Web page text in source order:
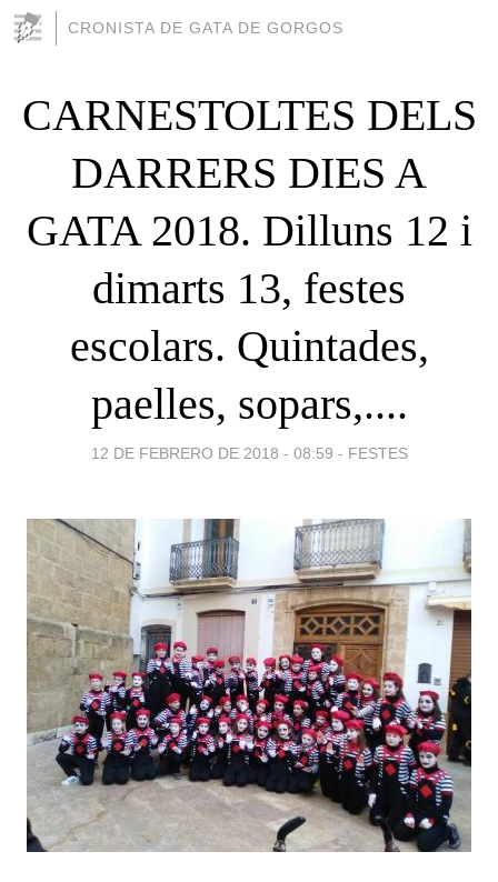
CRONISTA DE GATA DE GORGOS
CARNESTOLTES DELS
DARRERS DIES A
GATA 2018. Dilluns 12 i
dimarts 13, festes
escolars. Quintades,
paelles, sopars,....
12 DE FEBRERO DE 2018 - 08:59 - FESTES